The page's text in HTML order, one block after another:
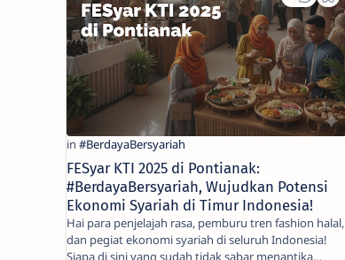
FESyar KTI 2025 di Pontianak:
#BerdayaBersyariah, Wujudkan Potensi
Ekonomi Syariah di Timur Indonesia!
Hai para penjelajah rasa, pemburu tren fashion halal,
dan pegiat ekonomi syariah di seluruh Indonesia!
Siapa di sini yang sudah tidak sabar menantika…